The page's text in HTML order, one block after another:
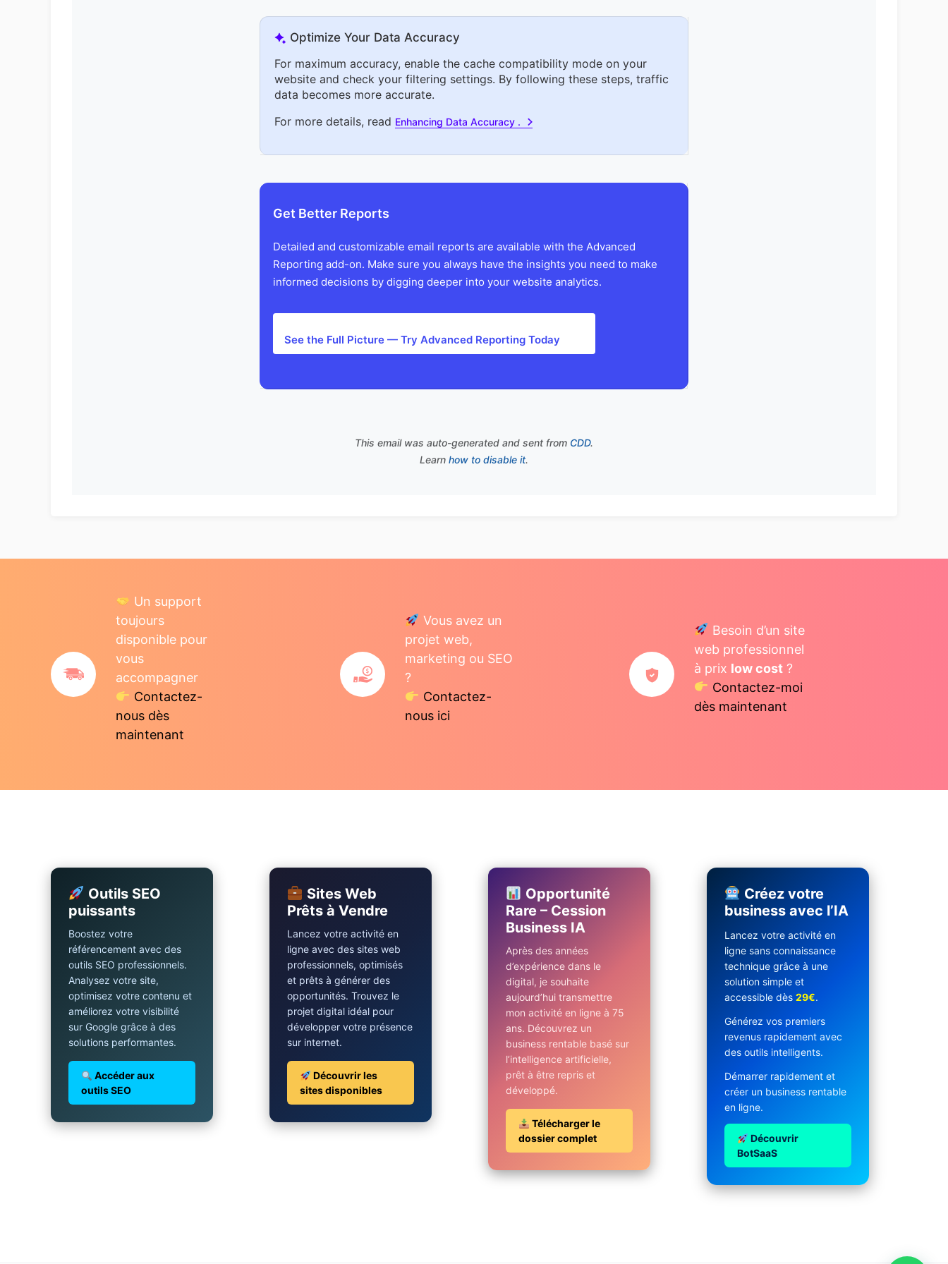
Optimize Your Data Accuracy
For maximum accuracy, enable the cache compatibility mode on your
website and check your filtering settings. By following these steps, traffic
data becomes more accurate.
For more details, read Enhancing Data Accuracy .
Get Better Reports
Detailed and customizable email reports are available with the Advanced
Reporting add-on. Make sure you always have the insights you need to make
informed decisions by digging deeper into your website analytics.
See the Full Picture — Try Advanced Reporting Today
This email was auto-generated and sent from CDD.
Learn how to disable it.
Un support
toujours
disponible pour
vous
accompagner
Contactez-
nous dès
maintenant
Vous avez un
projet web,
marketing ou SEO
?
Contactez-
nous ici
Besoin d’un site
web professionnel
à prix low cost ?
Contactez-moi
dès maintenant
Outils SEO
puissants
Boostez votre
référencement avec des
outils SEO professionnels.
Analysez votre site,
optimisez votre contenu et
améliorez votre visibilité
sur Google grâce à des
solutions performantes.
Accéder aux
outils SEO
Sites Web
Prêts à Vendre
Lancez votre activité en
ligne avec des sites web
professionnels, optimisés
et prêts à générer des
opportunités. Trouvez le
projet digital idéal pour
développer votre présence
sur internet.
Découvrir les
sites disponibles
Opportunité
Rare – Cession
Business IA
Après des années
d’expérience dans le
digital, je souhaite
aujourd’hui transmettre
mon activité en ligne à 75
ans. Découvrez un
business rentable basé sur
l’intelligence artificielle,
prêt à être repris et
développé.
Télécharger le
dossier complet
Créez votre
business avec l’IA
Lancez votre activité en
ligne sans connaissance
technique grâce à une
solution simple et
accessible dès 29€.
Générez vos premiers
revenus rapidement avec
des outils intelligents.
Démarrer rapidement et
créer un business rentable
en ligne.
Découvrir
BotSaaS